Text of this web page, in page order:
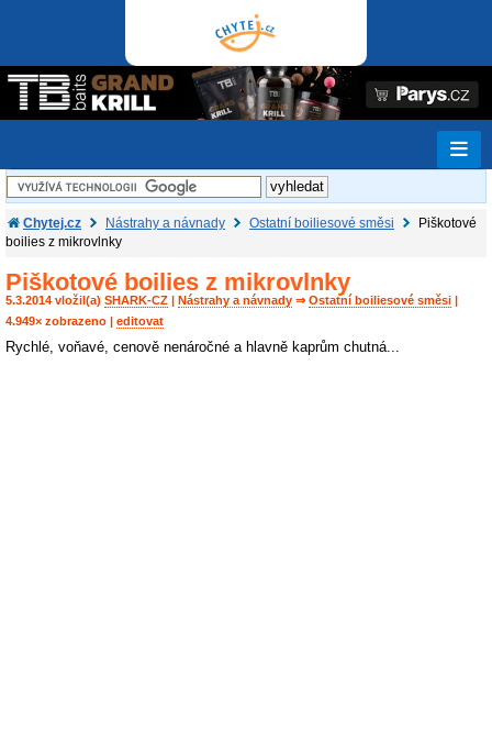
Chytej.cz Nástrahy a návnady Ostatní boiliesové směsi
Piškotové
boilies z mikrovlnky
Piškotové boilies z mikrovlnky
5.3.2014 vložil(a) SHARK-CZ Nástrahy a návnady ⇒ Ostatní boiliesové směsi
4.949× zobrazeno | editovat
Rychlé, voňavé, cenově nenáročné a hlavně kaprům chutná...